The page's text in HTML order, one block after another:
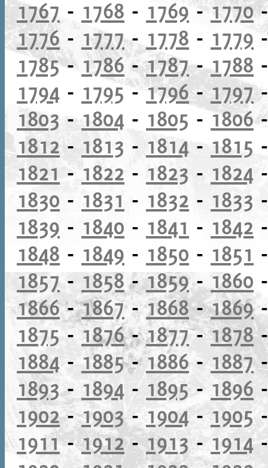
1767 - 1768 - 1769- 1770
1776 - 1777- 1778 - 1779
1785- 1786-1787-1788
1794 - 1795-1796-1797
1803- 1804 - 1805 -1806
1812- 1813 - 1814 - 1815
1821-1822 - 1823 - 1824
1830 - 1831 - 1832 - 1833
1839 - 1840 - 1841 - 1842
1848 - 1849 - 1850 - 1851
1857-1858-1859- 1860
1866-1867-1868-1869
1875 -1876-1877-1878
1884 - 1885-1886- 1887
1893- 1894 - 1895 - 1896
1902-1903-1904-1905
1911-1912-1913 -1914